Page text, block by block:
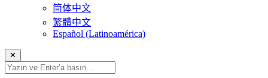
简体中文
繁體中文
Español (Latinoamérica)
✕